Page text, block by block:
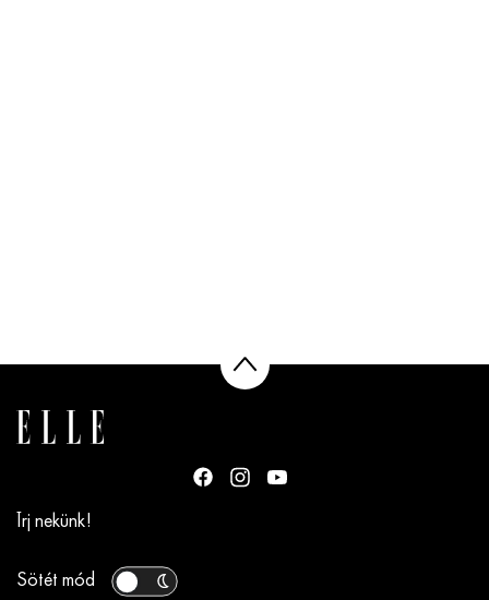
Írj nekünk!
Sötét mód